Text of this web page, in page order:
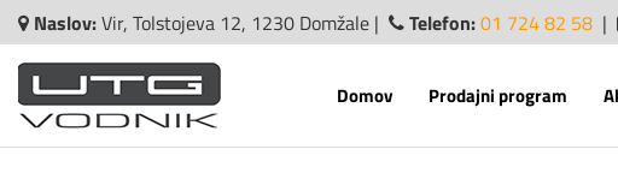
Naslov:Vir, Tolstojeva 12, 1230 Domžale | Telefon:01 724 82 58 |
Domov Prodajni program